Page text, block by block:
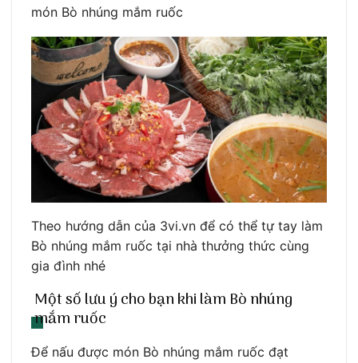
món Bò nhúng mắm ruốc
Theo hướng dẫn của 3vi.vn để có thể tự tay làm
Bò nhúng mắm ruốc tại nhà thưởng thức cùng
gia đình nhé
Một số lưu ý cho bạn khi làm Bò nhúng
mắm ruốc
Để nấu được món Bò nhúng mắm ruốc đạt